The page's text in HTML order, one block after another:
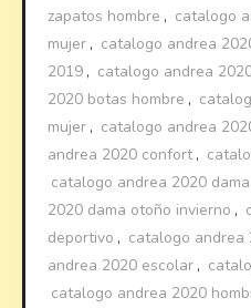
zapatos hombre , catalogo
mujer , catalogo andrea
2019 , catalogo andrea
2020 botas hombre ,
mujer , catalogo andrea
andrea 2020 confort,
catalogo andrea 2020
2020 dama otoño invierno ,
deportivo , catalogo andrea
andrea 2020 escolar ,
catalogo andrea 2020